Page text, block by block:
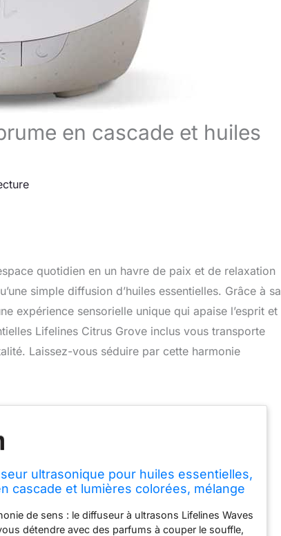
en cascade et huiles
quotidien en un havre de paix et de relaxation
simple diffusion d’huiles essentielles. Grâce à sa
expérience sensorielle unique qui apaise l’esprit et
Lifelines Citrus Grove inclus vous transporte
Laissez-vous séduire par cette harmonie
ultrasonique pour huiles essentielles,
cascade et lumières colorées, mélange
de sens : le diffuseur à ultrasons Lifelines Waves
détendre avec des parfums à couper le souffle,